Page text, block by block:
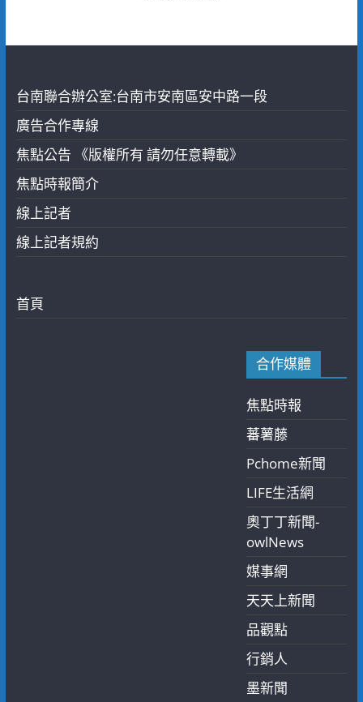
台南聯合辦公室:台南市安南區安中路一段
廣告合作專線
焦點公告 《版權所有 請勿任意轉載》
焦點時報簡介
線上記者
線上記者規約
首頁
合作媒體
焦點時報
蕃薯藤
Pchome新聞
LIFE生活網
奧丁丁新聞-
owlNews
媒事網
天天上新聞
品觀點
行銷人
墨新聞